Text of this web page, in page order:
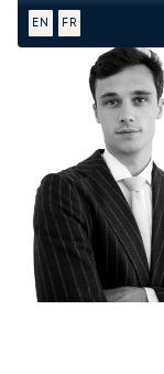
EN FR